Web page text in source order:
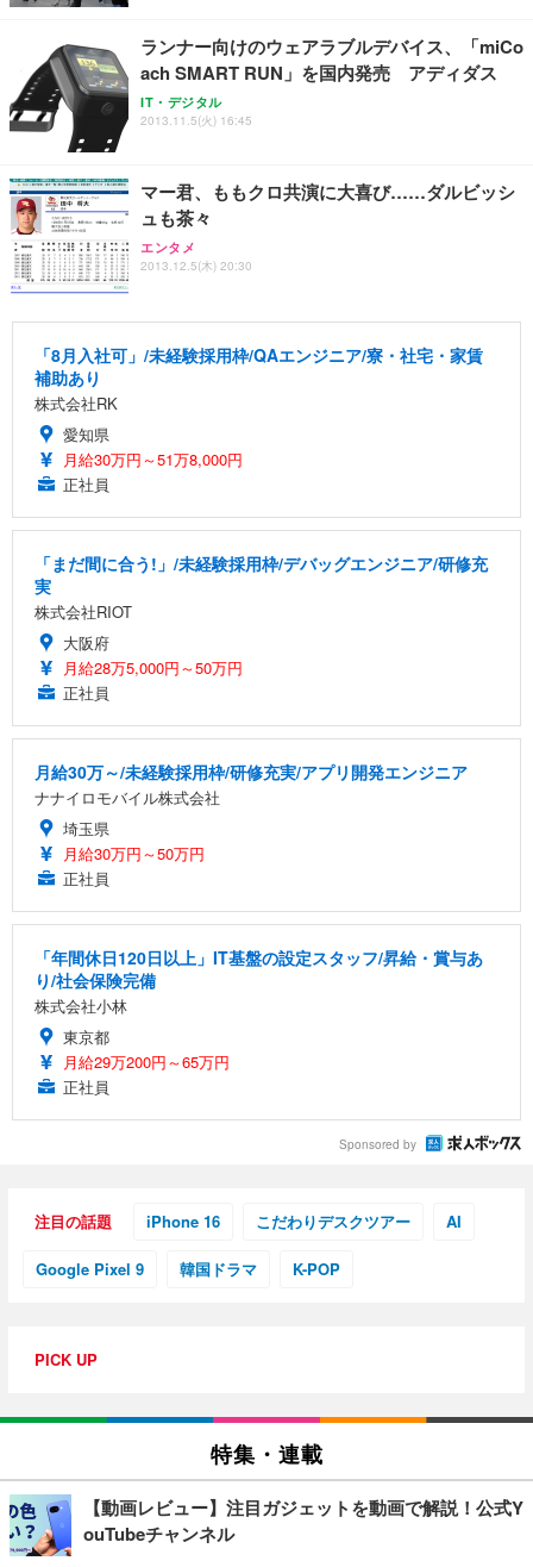
ト 幅52×奥行58.5×高さ84～96cm テレワーク 在宅
勤務 ブラック
￥4,139
像低減 (3年保証 | 輝点保証 | 日本メーカー)
￥34,980
￥3,731
ランナー向けのウェアラブルデバイス、「miCo
ach SMART RUN」を国内発売 アディダス
IT・デジタル
2013.11.5(火) 16:45
マー君、ももクロ共演に大喜び……ダルビッシ
ュも茶々
エンタメ
2013.12.5(木) 20:30
「8月入社可」/未経験採用枠/QAエンジニア/寮・社宅・家賃
補助あり
株式会社RK
愛知県
月給30万円～51万8,000円
正社員
「まだ間に合う!」/未経験採用枠/デバッグエンジニア/研修充
実
株式会社RIOT
大阪府
月給28万5,000円～50万円
正社員
月給30万～/未経験採用枠/研修充実/アプリ開発エンジニア
ナナイロモバイル株式会社
埼玉県
月給30万円～50万円
正社員
「年間休日120日以上」IT基盤の設定スタッフ/昇給・賞与あ
り/社会保険完備
株式会社小林
東京都
月給29万200円～65万円
正社員
Sponsored by
注目の話題 iPhone 16 こだわりデスクツアー AI
Google Pixel 9 韓国ドラマ K-POP
PICK UP
特集・連載
【動画レビュー】注目ガジェットを動画で解説！公式Y
ouTubeチャンネル